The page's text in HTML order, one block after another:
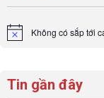
Notice Không có sắp tới
Tin gần đây